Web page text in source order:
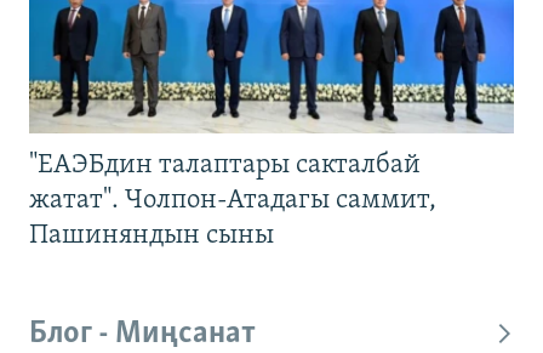
"ЕАЭБдин талаптары сакталбай
жатат". Чолпон-Атадагы саммит,
Пашиняндын сыны
Блог - Миңсанат